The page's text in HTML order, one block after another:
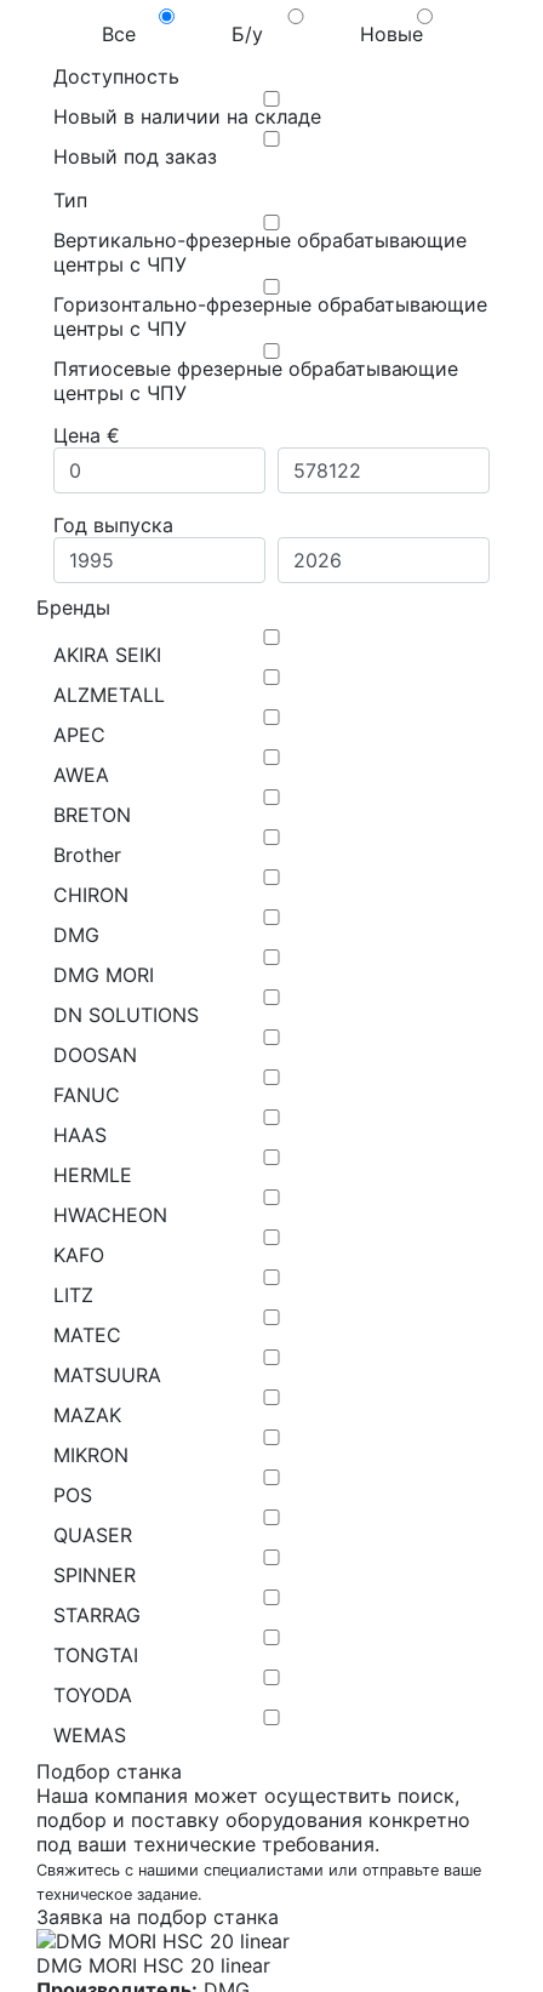
Все
Б/у
Новые
Доступность
Новый в наличии на складе
Новый под заказ
Тип
Вертикально-фрезерные обрабатывающие
центры с ЧПУ
Горизонтально-фрезерные обрабатывающие
центры с ЧПУ
Пятиосевые фрезерные обрабатывающие
центры с ЧПУ
Цена €
Год выпуска
Бренды
AKIRA SEIKI
ALZMETALL
APEC
AWEA
BRETON
Brother
CHIRON
DMG
DMG MORI
DN SOLUTIONS
DOOSAN
FANUC
HAAS
HERMLE
HWACHEON
KAFO
LITZ
MATEC
MATSUURA
MAZAK
MIKRON
POS
QUASER
SPINNER
STARRAG
TONGTAI
TOYODA
WEMAS
Подбор станка
Наша компания может осуществить поиск,
подбор и поставку оборудования конкретно
под ваши технические требования.
Свяжитесь с нашими специалистами или отправьте ваше
техническое задание.
Заявка на подбор станка
DMG MORI HSC 20 linear